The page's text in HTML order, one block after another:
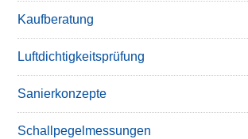
Kaufberatung
Luftdichtigkeitsprüfung
Sanierkonzepte
Schallpegelmessungen